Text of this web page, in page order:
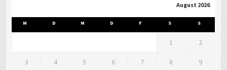
August 2026
M D M D F S S
1 2
3 4 5 6 7 8 9